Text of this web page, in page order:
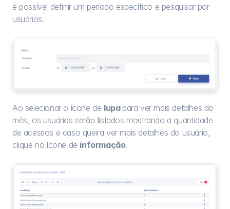
é possível definir um período específico e pesquisar por
usuários.
Ao selecionar o ícone de lupa para ver mais detalhes do
mês, os usuários serão listados mostrando a quantidade
de acessos e caso queira ver mais detalhes do usuário,
clique no ícone de informação.